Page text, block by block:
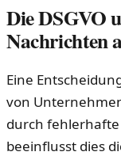
Die DSGVO
Nachrichten
Eine
von
durch
beeinflusst dies